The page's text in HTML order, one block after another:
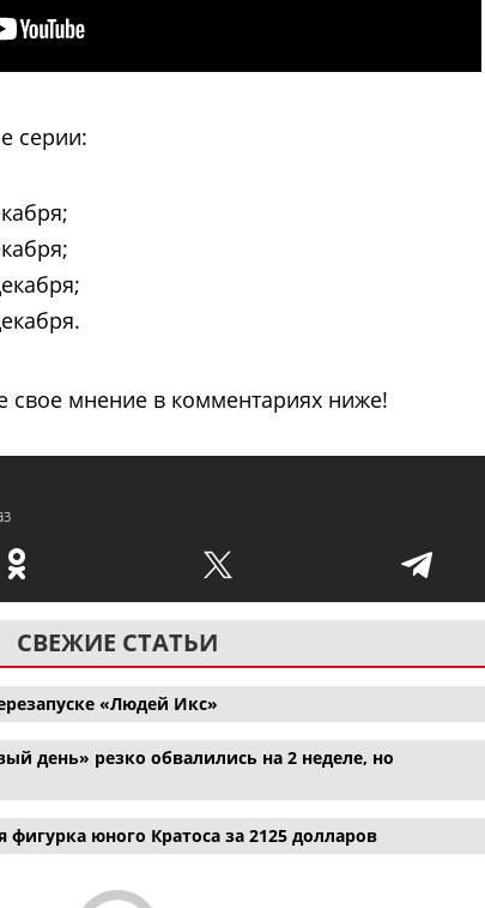
серии:
мнение в комментариях ниже!
СВЕЖИЕ СТАТЬИ
«Людей Икс»
день» резко обвалились на 2 неделе, но
юного Кратоса за 2125 долларов